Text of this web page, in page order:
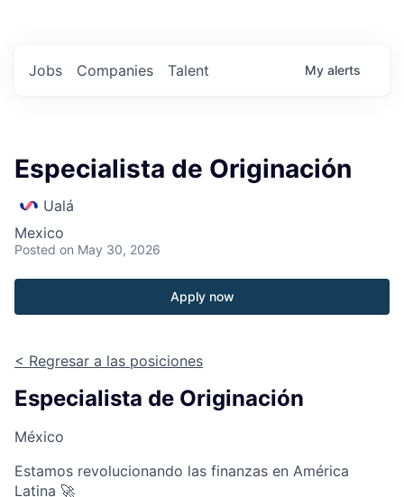
Jobs Companies Talent My alerts
Especialista de Originación
Ualá
Mexico
Posted on May 30, 2026
Apply now
< Regresar a las posiciones
Especialista de Originación
México
Estamos revolucionando las finanzas en América
Latina 🚀